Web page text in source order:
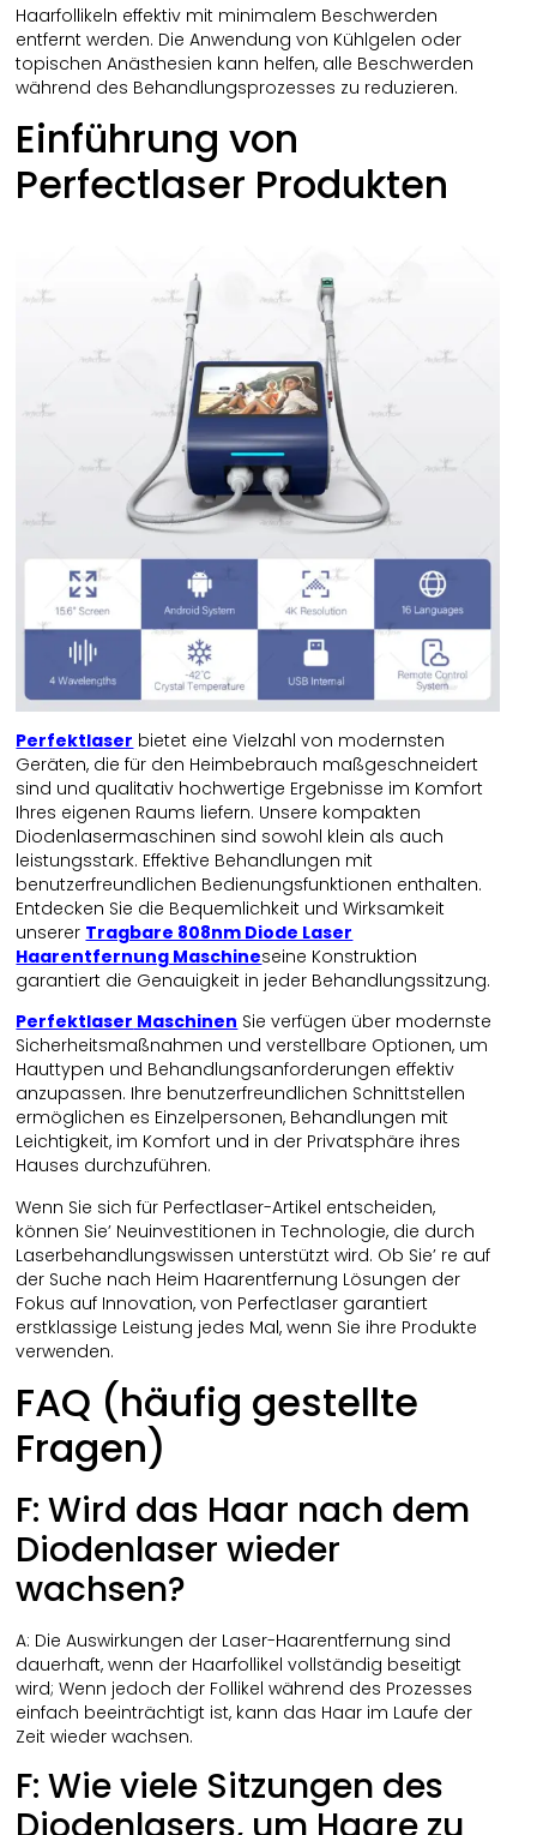
Haarfollikeln effektiv mit minimalem Beschwerden
entfernt werden. Die Anwendung von Kühlgelen oder
topischen Anästhesien kann helfen, alle Beschwerden
während des Behandlungsprozesses zu reduzieren.
Einführung von
Perfectlaser Produkten
Perfektlaser bietet eine Vielzahl von modernsten
Geräten, die für den Heimbebrauch maßgeschneidert
sind und qualitativ hochwertige Ergebnisse im Komfort
Ihres eigenen Raums liefern. Unsere kompakten
Diodenlasermaschinen sind sowohl klein als auch
leistungsstark. Effektive Behandlungen mit
benutzerfreundlichen Bedienungsfunktionen enthalten.
Entdecken Sie die Bequemlichkeit und Wirksamkeit
unserer Tragbare 808nm Diode Laser
Haarentfernung Maschineseine Konstruktion
garantiert die Genauigkeit in jeder Behandlungssitzung.
Perfektlaser Maschinen Sie verfügen über modernste
Sicherheitsmaßnahmen und verstellbare Optionen, um
Hauttypen und Behandlungsanforderungen effektiv
anzupassen. Ihre benutzerfreundlichen Schnittstellen
ermöglichen es Einzelpersonen, Behandlungen mit
Leichtigkeit, im Komfort und in der Privatsphäre ihres
Hauses durchzuführen.
Wenn Sie sich für Perfectlaser-Artikel entscheiden,
können Sie’ Neuinvestitionen in Technologie, die durch
Laserbehandlungswissen unterstützt wird. Ob Sie’ re auf
der Suche nach Heim Haarentfernung Lösungen der
Fokus auf Innovation, von Perfectlaser garantiert
erstklassige Leistung jedes Mal, wenn Sie ihre Produkte
verwenden.
FAQ (häufig gestellte
Fragen)
F: Wird das Haar nach dem
Diodenlaser wieder
wachsen?
A: Die Auswirkungen der Laser-Haarentfernung sind
dauerhaft, wenn der Haarfollikel vollständig beseitigt
wird; Wenn jedoch der Follikel während des Prozesses
einfach beeinträchtigt ist, kann das Haar im Laufe der
Zeit wieder wachsen.
F: Wie viele Sitzungen des
Diodenlasers, um Haare zu